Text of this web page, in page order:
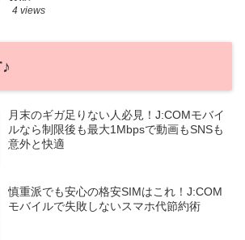
4 views
月末のギガ足りない人必見！J:COMモバイ
ルなら制限後も最大1Mbpsで動画もSNSも
意外と快適
慎重派でも安心の格安SIMはこれ！J:COM
モバイルで失敗しないスマホ代節約術